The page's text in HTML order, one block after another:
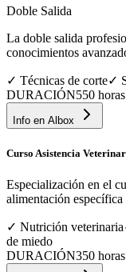
Doble Salida
La doble salida
conocimientos
✓ Técnicas de corte✓
DURACIÓN550
Info en Albox
Curso Asistencia
Especialización en el
alimentación
✓ Nutrición veterinaria
de miedo
DURACIÓN350